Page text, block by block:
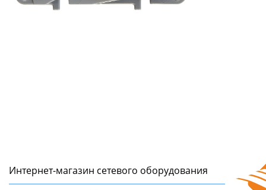
Интернет-магазин сетeвого оборудования